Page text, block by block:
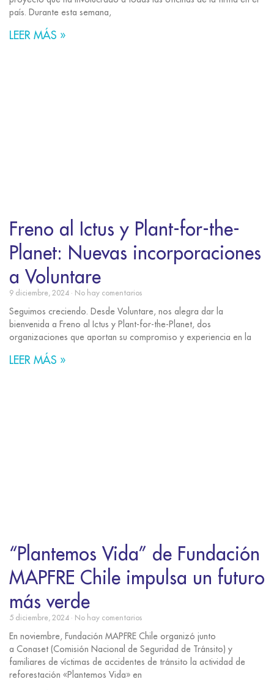
país. Durante esta semana,
LEER MÁS »
Freno al Ictus y Plant-for-the-
Planet: Nuevas incorporaciones
a Voluntare
9 diciembre, 2024 No hay comentarios
Seguimos creciendo. Desde Voluntare, nos alegra dar la
bienvenida a Freno al Ictus y Plant-for-the-Planet, dos
organizaciones que aportan su compromiso y experiencia en la
LEER MÁS »
“Plantemos Vida” de Fundación
MAPFRE Chile impulsa un futuro
más verde
5 diciembre, 2024 No hay comentarios
En noviembre, Fundación MAPFRE Chile organizó junto
a Conaset (Comisión Nacional de Seguridad de Tránsito) y
familiares de víctimas de accidentes de tránsito la actividad de
reforestación «Plantemos Vida» en